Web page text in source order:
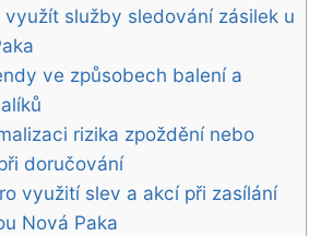
služby ​sledování‌ zásilek u
ve způsobech ​balení a
rizika zpoždění nebo
doručování
využití slev a akcí při zasílání
Nová Paka